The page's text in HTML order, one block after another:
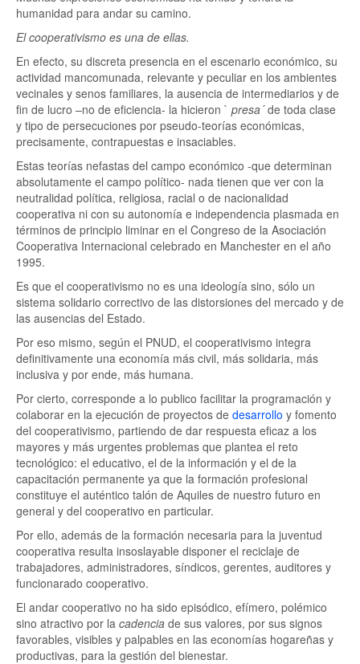
humanidad para andar su camino.
El cooperativismo es una de ellas.
En efecto, su discreta presencia en el escenario económico, su
actividad mancomunada, relevante y peculiar en los ambientes
vecinales y senos familiares, la ausencia de intermediarios y de
fin de lucro –no de eficiencia- la hicieron ` presa´de toda clase
y tipo de persecuciones por pseudo-teorías económicas,
precisamente, contrapuestas e insaciables.
Estas teorías nefastas del campo económico -que determinan
absolutamente el campo político- nada tienen que ver con la
neutralidad política, religiosa, racial o de nacionalidad
cooperativa ni con su autonomía e independencia plasmada en
términos de principio liminar en el Congreso de la Asociación
Cooperativa Internacional celebrado en Manchester en el año
1995.
Es que el cooperativismo no es una ideología sino, sólo un
sistema solidario correctivo de las distorsiones del mercado y de
las ausencias del Estado.
Por eso mismo, según el PNUD, el cooperativismo integra
definitivamente una economía más civil, más solidaria, más
inclusiva y por ende, más humana.
Por cierto, corresponde a lo publico facilitar la programación y
colaborar en la ejecución de proyectos de desarrollo y fomento
del cooperativismo, partiendo de dar respuesta eficaz a los
mayores y más urgentes problemas que plantea el reto
tecnológico: el educativo, el de la información y el de la
capacitación permanente ya que la formación profesional
constituye el auténtico talón de Aquiles de nuestro futuro en
general y del cooperativo en particular.
Por ello, además de la formación necesaria para la juventud
cooperativa resulta insoslayable disponer el reciclaje de
trabajadores, administradores, síndicos, gerentes, auditores y
funcionarado cooperativo.
El andar cooperativo no ha sido episódico, efímero, polémico
sino atractivo por la cadencia de sus valores, por sus signos
favorables, visibles y palpables en las economías hogareñas y
productivas, para la gestión del bienestar.